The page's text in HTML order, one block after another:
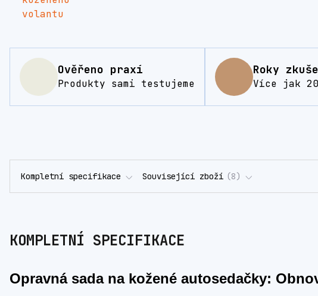
Ověřeno praxí
Produkty sami testujeme
Roky
Více jak
Kompletní specifikace Související zboží 8
KOMPLETNÍ SPECIFIKACE
Opravná sada na kožené autosedačky: